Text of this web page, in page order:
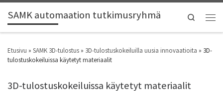
SAMK automaation tutkimusryhmä Search
Etusivu » SAMK 3D-tulostus » 3D-tulostuskokeiluilla uusia innovaatioita » 3D-
tulostuskokeiluissa käytetyt materiaalit
3D-tulostuskokeiluissa käytetyt materiaalit